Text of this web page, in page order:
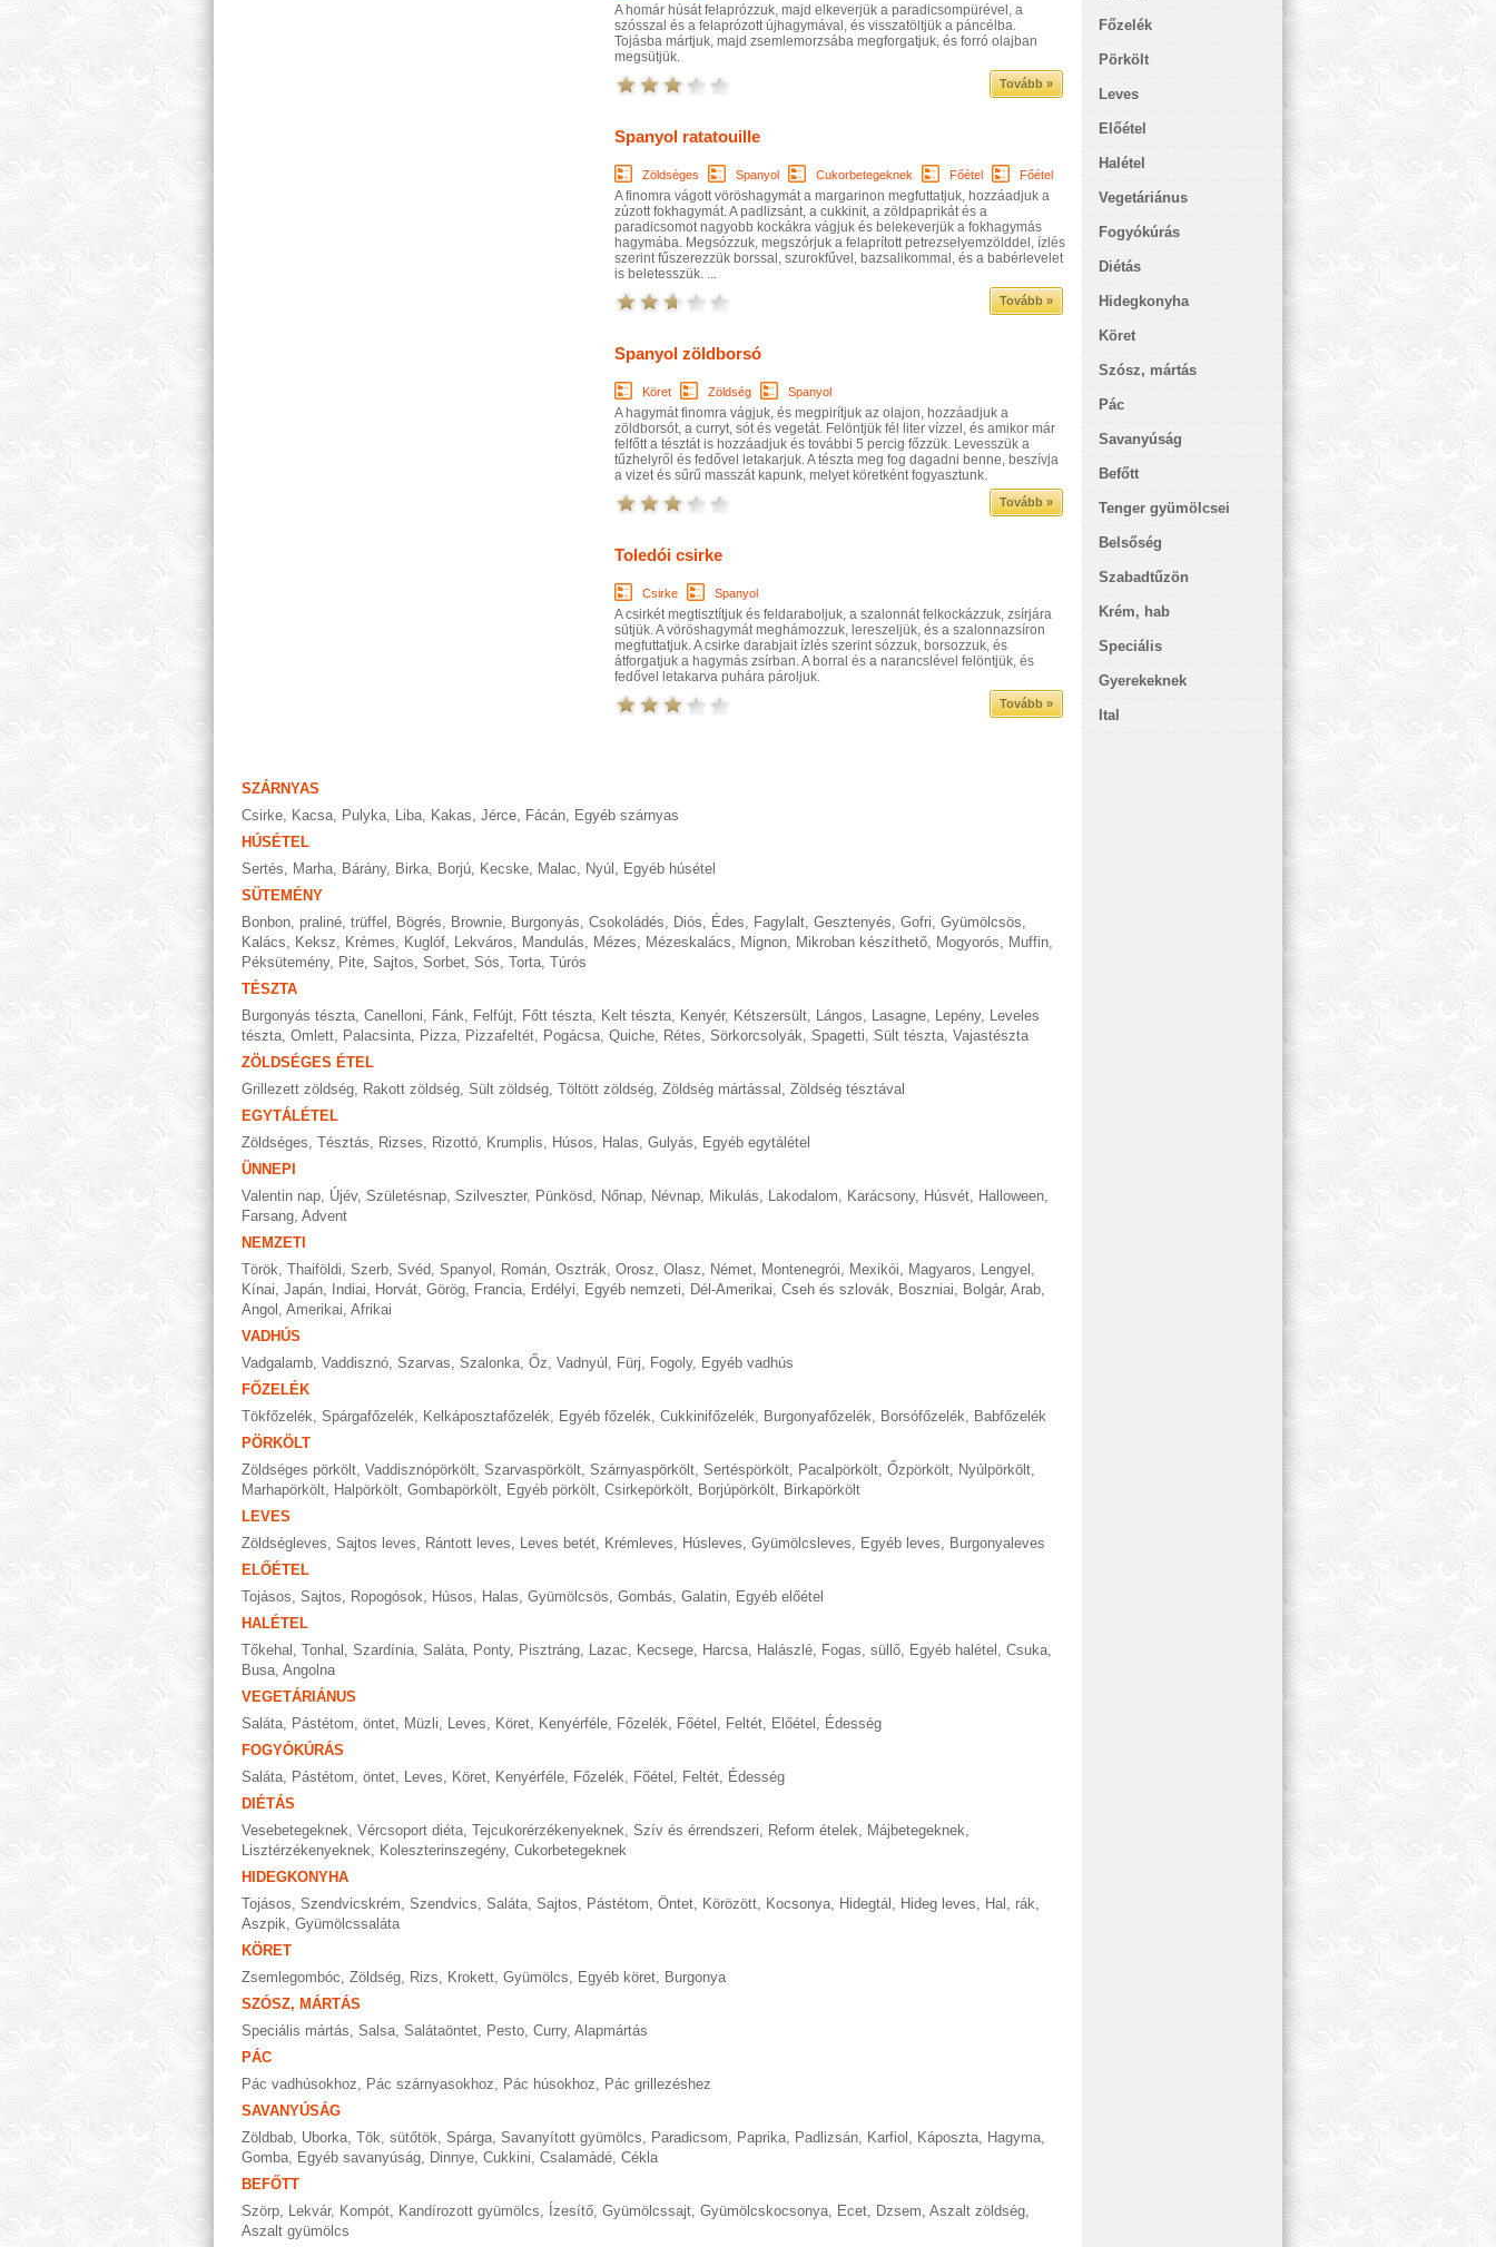
Főzelék
Pörkölt
Leves
Előétel
Halétel
Vegetáriánus
Fogyókúrás
Diétás
Hidegkonyha
Köret
Szósz, mártás
Pác
Savanyúság
Befőtt
Tenger gyümölcsei
Belsőség
Szabadtűzön
Krém, hab
Speciális
Gyerekeknek
Ital
A homár húsát felaprózzuk, majd elkeverjük a paradicsompürével, a
szósszal és a felaprózott újhagymával, és visszatöltjük a páncélba.
Tojásba mártjuk, majd zsemlemorzsába megforgatjuk, és forró olajban
megsütjük.
Tovább »
Spanyol ratatouille
Zöldséges Spanyol Cukorbetegeknek Főétel Főétel
A finomra vágott vöröshagymát a margarinon megfuttatjuk, hozzáadjuk a
zúzott fokhagymát. A padlizsánt, a cukkinit, a zöldpaprikát és a
paradicsomot nagyobb kockákra vágjuk és belekeverjük a fokhagymás
hagymába. Megsózzuk, megszórjuk a felaprított petrezselyemzölddel, ízlés
szerint fűszerezzük borssal, szurokfűvel, bazsalikommal, és a babérlevelet
is beletesszük. ...
Tovább »
Spanyol zöldborsó
Köret Zöldség Spanyol
A hagymát finomra vágjuk, és megpirítjuk az olajon, hozzáadjuk a
zöldborsót, a curryt, sót és vegetát. Felöntjük fél liter vízzel, és amikor már
felfőtt a tésztát is hozzáadjuk és további 5 percig főzzük. Levesszük a
tűzhelyről és fedővel letakarjuk. A tészta meg fog dagadni benne, beszívja
a vizet és sűrű masszát kapunk, melyet köretként fogyasztunk.
Tovább »
Toledói csirke
Csirke Spanyol
A csirkét megtisztítjuk és feldaraboljuk, a szalonnát felkockázzuk, zsírjára
sütjük. A vöröshagymát meghámozzuk, lereszeljük, és a szalonnazsíron
megfuttatjuk. A csirke darabjait ízlés szerint sózzuk, borsozzuk, és
átforgatjuk a hagymás zsírban. A borral és a narancslével felöntjük, és
fedővel letakarva puhára pároljuk.
Tovább »
SZÁRNYAS
Csirke, Kacsa, Pulyka, Liba, Kakas, Jérce, Fácán, Egyéb szárnyas
HÚSÉTEL
Sertés, Marha, Bárány, Birka, Borjú, Kecske, Malac, Nyúl , Egyéb húsétel
SÜTEMÉNY
Bonbon, praliné, trüffel , Bögrés, Brownie, Burgonyás, Csokoládés, Diós, Édes, Fagylalt, Gesztenyés, Gofri, Gyümölcsös,
Kalács, Keksz, Krémes, Kuglóf, Lekváros, Mandulás, Mézes, Mézeskalács, Mignon, Mikroban készíthető, Mogyorós, Muffin,
Péksütemény, Pite, Sajtos, Sorbet, Sós, Torta, Túrós
TÉSZTA
Burgonyás tészta, Canelloni, Fánk, Felfújt, Főtt tészta, Kelt tészta, Kenyér, Kétszersült, Lángos, Lasagne, Lepény, Leveles
tészta, Omlett, Palacsinta, Pizza, Pizzafeltét, Pogácsa, Quiche, Rétes, Sörkorcsolyák, Spagetti, Sült tészta, Vajastészta
ZÖLDSÉGES ÉTEL
Grillezett zöldség, Rakott zöldség, Sült zöldség, Töltött zöldség, Zöldség mártással , Zöldség tésztával
EGYTÁLÉTEL
Zöldséges, Tésztás, Rizses, Rizottó, Krumplis, Húsos, Halas, Gulyás, Egyéb egytálétel
ÜNNEPI
Valentin nap, Újév, Születésnap, Szilveszter, Pünkösd, Nőnap, Névnap, Mikulás, Lakodalom, Karácsony, Húsvét, Halloween,
Farsang, Advent
NEMZETI
Török, Thaiföldi, Szerb, Svéd, Spanyol , Román, Osztrák, Orosz, Olasz, Német, Montenegrói, Mexikói, Magyaros, Lengyel ,
Kínai, Japán, Indiai, Horvát, Görög, Francia, Erdélyi, Egyéb nemzeti, Dél-Amerikai, Cseh és szlovák, Boszniai, Bolgár, Arab,
Angol , Amerikai, Afrikai
VADHÚS
Vadgalamb, Vaddisznó, Szarvas, Szalonka, Őz, Vadnyúl , Fürj, Fogoly, Egyéb vadhús
FŐZELÉK
Tökfőzelék, Spárgafőzelék, Kelkáposztafőzelék, Egyéb főzelék, Cukkinifőzelék, Burgonyafőzelék, Borsófőzelék, Babfőzelék
PÖRKÖLT
Zöldséges pörkölt, Vaddisznópörkölt, Szarvaspörkölt, Szárnyaspörkölt, Sertéspörkölt, Pacalpörkölt, Őzpörkölt, Nyúlpörkölt,
Marhapörkölt, Halpörkölt, Gombapörkölt, Egyéb pörkölt, Csirkepörkölt, Borjúpörkölt, Birkapörkölt
LEVES
Zöldségleves, Sajtos leves, Rántott leves, Leves betét, Krémleves, Húsleves, Gyümölcsleves, Egyéb leves, Burgonyaleves
ELŐÉTEL
Tojásos, Sajtos, Ropogósok, Húsos, Halas, Gyümölcsös, Gombás, Galatin, Egyéb előétel
HALÉTEL
Tőkehal , Tonhal , Szardínia, Saláta, Ponty, Pisztráng, Lazac, Kecsege, Harcsa, Halászlé, Fogas, süllő, Egyéb halétel , Csuka,
Busa, Angolna
VEGETÁRIÁNUS
Saláta, Pástétom, öntet, Müzli, Leves, Köret, Kenyérféle, Főzelék, Főétel , Feltét, Előétel , Édesség
FOGYÓKÚRÁS
Saláta, Pástétom, öntet, Leves, Köret, Kenyérféle, Főzelék, Főétel , Feltét, Édesség
DIÉTÁS
Vesebetegeknek, Vércsoport diéta, Tejcukorérzékenyeknek, Szív és érrendszeri, Reform ételek, Májbetegeknek,
Lisztérzékenyeknek, Koleszterinszegény, Cukorbetegeknek
HIDEGKONYHA
Tojásos, Szendvicskrém, Szendvics, Saláta, Sajtos, Pástétom, Öntet, Körözött, Kocsonya, Hidegtál , Hideg leves, Hal, rák,
Aszpik, Gyümölcssaláta
KÖRET
Zsemlegombóc, Zöldség, Rizs, Krokett, Gyümölcs, Egyéb köret, Burgonya
SZÓSZ, MÁRTÁS
Speciális mártás, Salsa, Salátaöntet, Pesto, Curry, Alapmártás
PÁC
Pác vadhúsokhoz, Pác szárnyasokhoz, Pác húsokhoz, Pác grillezéshez
SAVANYÚSÁG
Zöldbab, Uborka, Tök, sütőtök, Spárga, Savanyított gyümölcs, Paradicsom, Paprika, Padlizsán, Karfiol , Káposzta, Hagyma,
Gomba, Egyéb savanyúság, Dinnye, Cukkini, Csalamádé, Cékla
BEFŐTT
Szörp, Lekvár, Kompót, Kandírozott gyümölcs, Ízesítő, Gyümölcssajt, Gyümölcskocsonya, Ecet, Dzsem, Aszalt zöldség,
Aszalt gyümölcs